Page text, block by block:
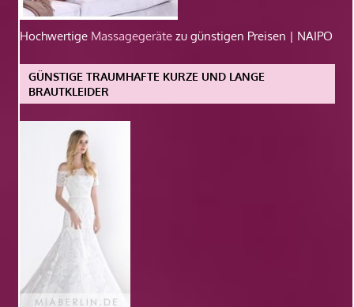
Hochwertige Massagegeräte zu günstigen Preisen | NAIPO
GÜNSTIGE TRAUMHAFTE KURZE UND LANGE
BRAUTKLEIDER